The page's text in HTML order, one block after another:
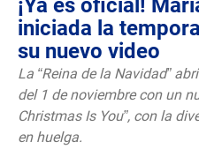
¡Ya es oficial!
iniciada la
su nuevo video
La “Reina de la Navidad”
del 1 de noviembre con un
Christmas Is You”, con la
en huelga.